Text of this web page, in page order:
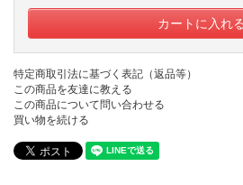
特定商取引法に基づく表記（返品等）
この商品を友達に教える
この商品について問い合わせる
買い物を続ける